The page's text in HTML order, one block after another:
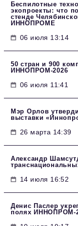
Беспилотные
экопроекты: что
стенде
ИННОПРОМЕ
06 июля 13:14
50 стран и 900
ИННОПРОМ‑2026
06 июля 11:41
Мэр Орлов
выставки
26 марта 14:39
Александр
14 июля 16:52
Денис Паслер
полях ИННОПРОМ-